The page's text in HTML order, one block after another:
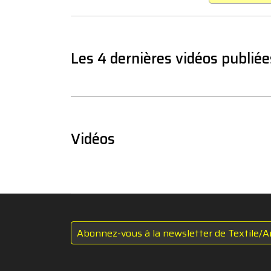
Les 4 dernières vidéos
Vidéos
Abonnez-vous à la newsletter de Textile/